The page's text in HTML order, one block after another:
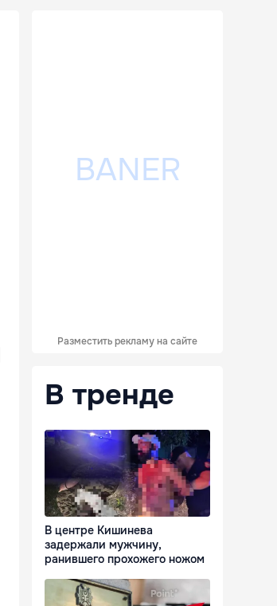
Разместить рекламу на сайте
В тренде
В центре Кишинева
задержали мужчину,
ранившего прохожего ножом